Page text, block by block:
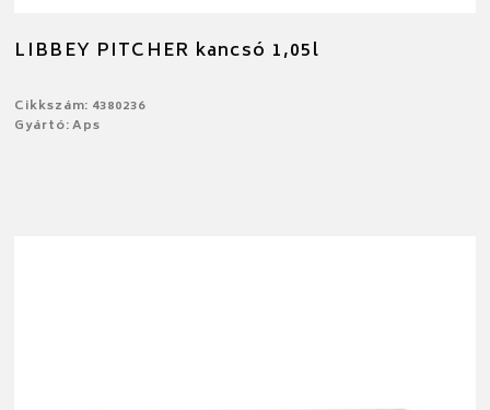
LIBBEY PITCHER kancsó 1,05l
Cikkszám: 4380236
Gyártó: Aps